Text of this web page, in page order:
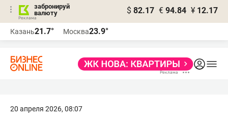
забронируй
валюту
$ 82.17 € 94.84 ¥ 12.17
Казань21.7° Москва23.9°
20 апреля 2026, 08:07